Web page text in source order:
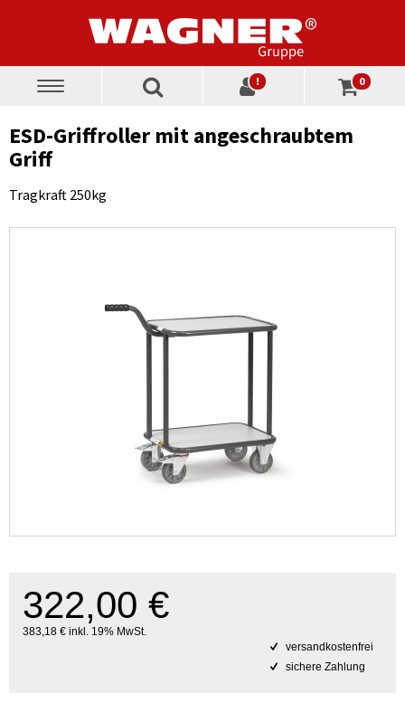
Toggle
! 0
ESD-Griffroller mit angeschraubtem
Griff
Tragkraft 250kg
322,00 €
383,18 € inkl. 19% MwSt.
versandkostenfrei
sichere Zahlung